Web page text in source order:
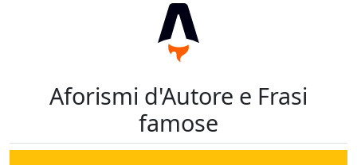
Aforismi d'Autore e Frasi
famose